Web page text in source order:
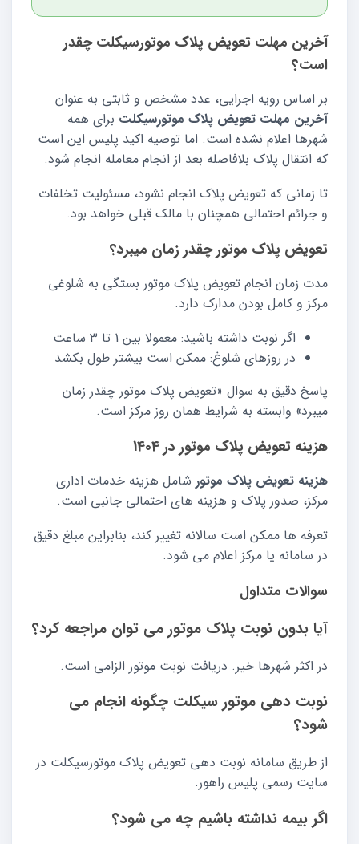
آخرین مهلت تعویض پلاک موتورسیکلت چقدر
است؟
بر اساس رویه اجرایی، عدد مشخص و ثابتی به عنوان
آخرین مهلت تعویض پلاک موتورسیکلت برای همه
شهرها اعلام نشده است. اما توصیه اکید پلیس این است
که انتقال پلاک بلافاصله بعد از انجام معامله انجام شود.
تا زمانی که تعویض پلاک انجام نشود، مسئولیت تخلفات
و جرائم احتمالی همچنان با مالک قبلی خواهد بود.
تعویض پلاک موتور چقدر زمان میبرد؟
مدت زمان انجام تعویض پلاک موتور بستگی به شلوغی
مرکز و کامل بودن مدارک دارد.
اگر نوبت داشته باشید: معمولا بین 1 تا 3 ساعت
در روزهای شلوغ: ممکن است بیشتر طول بکشد
پاسخ دقیق به سوال «تعویض پلاک موتور چقدر زمان
میبرد» وابسته به شرایط همان روز مرکز است.
هزینه تعویض پلاک موتور در 1404
هزینه تعویض پلاک موتور شامل هزینه خدمات اداری
مرکز، صدور پلاک و هزینه های احتمالی جانبی است.
تعرفه ها ممکن است سالانه تغییر کند، بنابراین مبلغ دقیق
در سامانه یا مرکز اعلام می شود.
سوالات متداول
آیا بدون نوبت پلاک موتور می توان مراجعه کرد؟
در اکثر شهرها خیر. دریافت نوبت موتور الزامی است.
نوبت دهی موتور سیکلت چگونه انجام می
شود؟
از طریق سامانه نوبت دهی تعویض پلاک موتورسیکلت در
سایت رسمی پلیس راهور.
اگر بیمه نداشته باشیم چه می شود؟